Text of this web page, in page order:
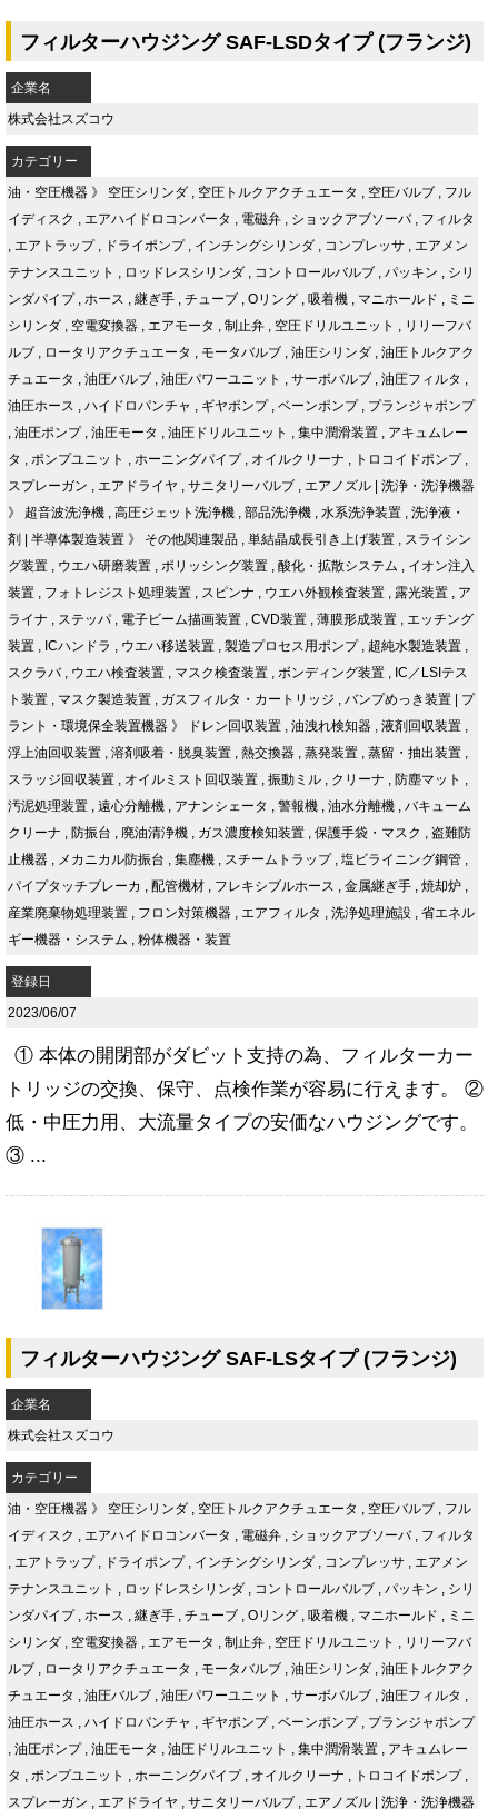
フィルターハウジング SAF-LSDタイプ (フランジ)
企業名
株式会社スズコウ
カテゴリー
油・空圧機器 》 空圧シリンダ , 空圧トルクアクチュエータ , 空圧バルブ , フル
イディスク , エアハイドロコンバータ , 電磁弁 , ショックアブソーバ, フィルタ
, エアトラップ, ドライポンプ, インチングシリンダ , コンプレッサ , エアメン
テナンスユニット , ロッドレスシリンダ , コントロールバルブ , パッキン , シリ
ンダパイプ, ホース , 継ぎ手 , チューブ , Oリング , 吸着機 , マニホールド , ミニ
シリンダ , 空電変換器 , エアモータ , 制止弁 , 空圧ドリルユニット , リリーフバ
ルブ , ロータリアクチュエータ , モータバルブ , 油圧シリンダ , 油圧トルクアク
チュエータ , 油圧バルブ , 油圧パワーユニット , サーボバルブ , 油圧フィルタ ,
油圧ホース , ハイドロパンチャ , ギヤポンプ, ベーンポンプ, プランジャポンプ
, 油圧ポンプ, 油圧モータ , 油圧ドリルユニット , 集中潤滑装置 , アキュムレー
タ , ポンプユニット , ホーニングパイプ, オイルクリーナ , トロコイドポンプ,
スプレーガン , エアドライヤ , サニタリーバルブ , エアノズル
洗浄・洗浄機器
》 超音波洗浄機 , 高圧ジェット洗浄機 , 部品洗浄機 , 水系洗浄装置 , 洗浄液・
剤
半導体製造装置 》 その他関連製品 , 単結晶成長引き上げ装置 , スライシン
グ装置 , ウエハ研磨装置 , ポリッシング装置 , 酸化・拡散システム , イオン注入
装置 , フォトレジスト処理装置 , スピンナ , ウエハ外観検査装置 , 露光装置 , ア
ライナ , ステッパ , 電子ビーム描画装置 , CVD装置 , 薄膜形成装置 , エッチング
装置 , ICハンドラ , ウエハ移送装置 , 製造プロセス用ポンプ, 超純水製造装置 ,
スクラバ, ウエハ検査装置 , マスク検査装置 , ボンディング装置 , IC／LSIテス
ト装置 , マスク製造装置 , ガスフィルタ・カートリッジ , バンプめっき装置
プ
ラント・環境保全装置機器 》 ドレン回収装置 , 油洩れ検知器 , 液剤回収装置 ,
浮上油回収装置 , 溶剤吸着・脱臭装置 , 熱交換器 , 蒸発装置 , 蒸留・抽出装置 ,
スラッジ回収装置 , オイルミスト回収装置 , 振動ミル , クリーナ , 防塵マット ,
汚泥処理装置 , 遠心分離機 , アナンシェータ , 警報機 , 油水分離機 , バキューム
クリーナ , 防振台 , 廃油清浄機 , ガス濃度検知装置 , 保護手袋・マスク , 盗難防
止機器 , メカニカル防振台 , 集塵機 , スチームトラップ, 塩ビライニング鋼管 ,
パイプタッチブレーカ , 配管機材 , フレキシブルホース , 金属継ぎ手 , 焼却炉 ,
産業廃棄物処理装置 , フロン対策機器 , エアフィルタ , 洗浄処理施設 , 省エネル
ギー機器・システム , 粉体機器・装置
登録日
2023/06/07
① 本体の開閉部がダビット支持の為、フィルターカー
トリッジの交換、保守、点検作業が容易に行えます。 ②
低・中圧力用、大流量タイプの安価なハウジングです。
③ ...
フィルターハウジング SAF-LSタイプ (フランジ)
企業名
株式会社スズコウ
カテゴリー
油・空圧機器 》 空圧シリンダ , 空圧トルクアクチュエータ , 空圧バルブ , フル
イディスク , エアハイドロコンバータ , 電磁弁 , ショックアブソーバ, フィルタ
, エアトラップ, ドライポンプ, インチングシリンダ , コンプレッサ , エアメン
テナンスユニット , ロッドレスシリンダ , コントロールバルブ , パッキン , シリ
ンダパイプ, ホース , 継ぎ手 , チューブ , Oリング , 吸着機 , マニホールド , ミニ
シリンダ , 空電変換器 , エアモータ , 制止弁 , 空圧ドリルユニット , リリーフバ
ルブ , ロータリアクチュエータ , モータバルブ , 油圧シリンダ , 油圧トルクアク
チュエータ , 油圧バルブ , 油圧パワーユニット , サーボバルブ , 油圧フィルタ ,
油圧ホース , ハイドロパンチャ , ギヤポンプ, ベーンポンプ, プランジャポンプ
, 油圧ポンプ, 油圧モータ , 油圧ドリルユニット , 集中潤滑装置 , アキュムレー
タ , ポンプユニット , ホーニングパイプ, オイルクリーナ , トロコイドポンプ,
スプレーガン , エアドライヤ , サニタリーバルブ , エアノズル 洗浄・洗浄機器